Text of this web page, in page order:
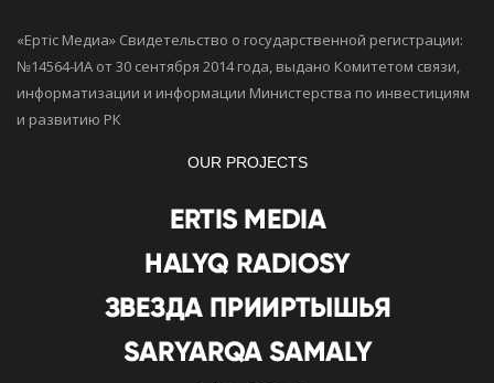
«Ертiс Медиа» Свидетельство о государственной регистрации:
№14564-ИА от 30 сентября 2014 года, выдано Комитетом связи,
информатизации и информации Министерства по инвестициям
и развитию РК
OUR PROJECTS